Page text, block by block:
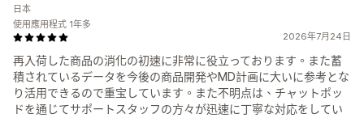
2026年7月24日
再入荷した商品の消化の初速に非常に役立っております。また蓄
積されているデータを今後の商品開発やMD計画に大いに参考とな
り活用できるので重宝しています。また不明点は、チャットポッ
ドを通じてサポートスタッフの方々が迅速に丁寧な対応をしてい
日本
使用應用程式 1年多